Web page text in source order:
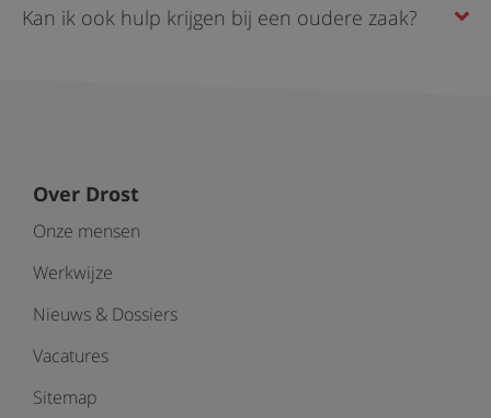
Kan ik ook hulp krijgen bij een oudere zaak?
Over Drost
Onze mensen
Werkwijze
Nieuws & Dossiers
Vacatures
Sitemap